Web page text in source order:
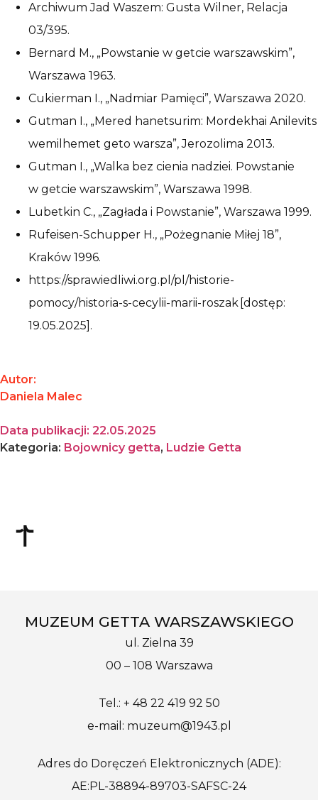
Archiwum Jad Waszem: Gusta Wilner, Relacja
03/395.
Bernard M., „Powstanie w getcie warszawskim”,
Warszawa 1963.
Cukierman I., „Nadmiar Pamięci”, Warszawa 2020.
Gutman I., „Mered hanetsurim: Mordekhai Anilevits
wemilhemet geto warsza”, Jerozolima 2013.
Gutman I., „Walka bez cienia nadziei. Powstanie
w getcie warszawskim”, Warszawa 1998.
Lubetkin C., „Zagłada i Powstanie”, Warszawa 1999.
Rufeisen-Schupper H., „Pożegnanie Miłej 18”,
Kraków 1996.
https://sprawiedliwi.org.pl/pl/historie-
pomocy/historia-s-cecylii-marii-roszak [dostęp:
19.05.2025].
Autor:
Daniela Malec
Data publikacji: 22.05.2025
Kategoria: Bojownicy getta, Ludzie Getta
MUZEUM GETTA WARSZAWSKIEGO
ul. Zielna 39
00 – 108 Warszawa
Tel.: + 48 22 419 92 50
e-mail: muzeum@1943.pl
Adres do Doręczeń Elektronicznych (ADE):
AE:PL-38894-89703-SAFSC-24